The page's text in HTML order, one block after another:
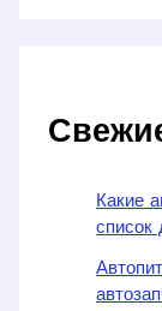
Какие
список